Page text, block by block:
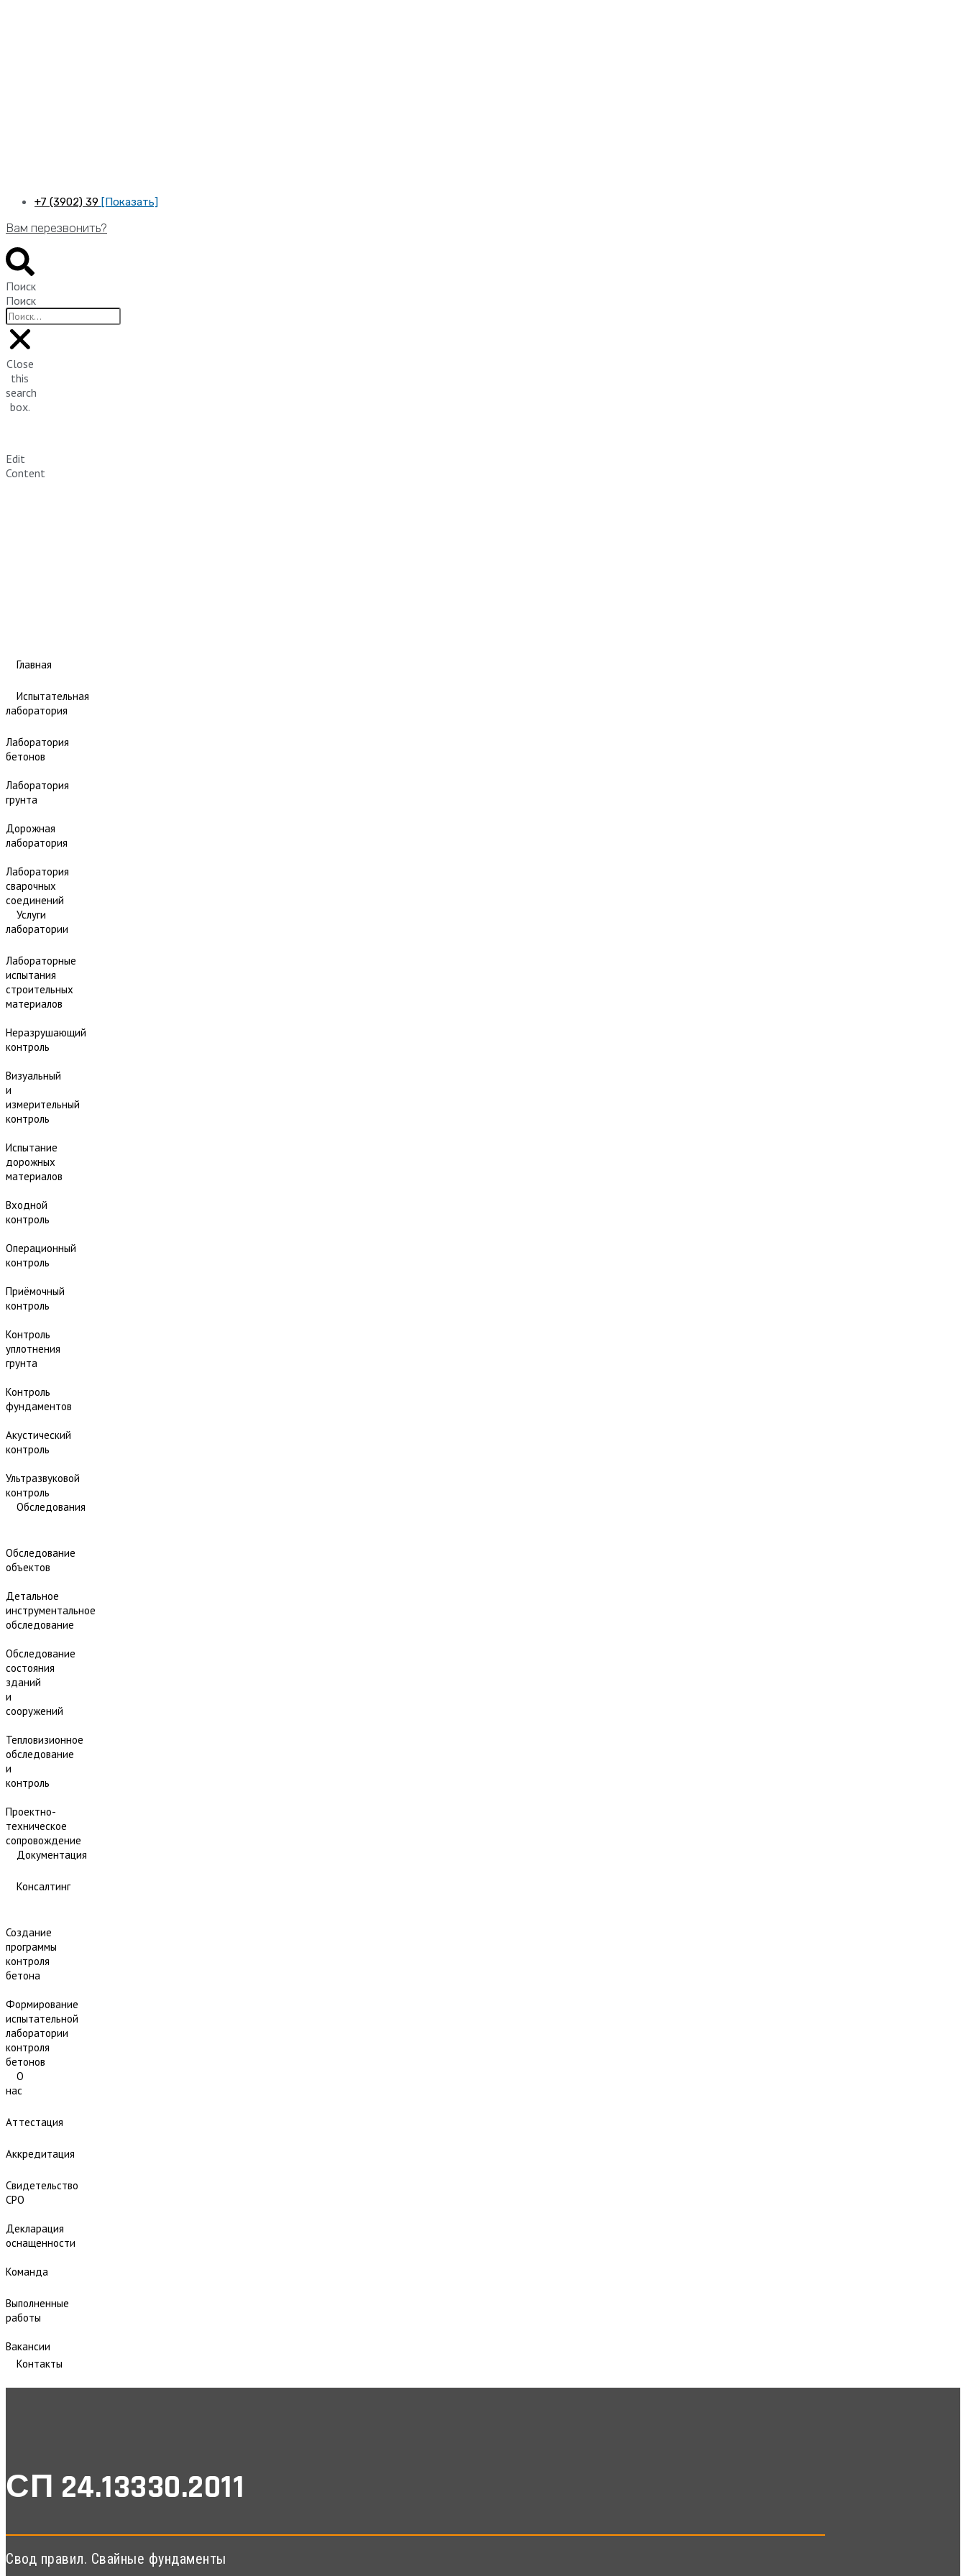
+7 (3902) 39 [Показать]
Вам перезвонить?
Поиск
Поиск
Close
this
search
box.
Edit
Content
Главная
Испытательная
лаборатория
Лаборатория
бетонов
Лаборатория
грунта
Дорожная
лаборатория
Лаборатория
сварочных
соединений
Услуги
лаборатории
Лабораторные
испытания
строительных
материалов
Неразрушающий
контроль
Визуальный
и
измерительный
контроль
Испытание
дорожных
материалов
Входной
контроль
Операционный
контроль
Приёмочный
контроль
Контроль
уплотнения
грунта
Контроль
фундаментов
Акустический
контроль
Ультразвуковой
контроль
Обследования
Обследование
объектов
Детальное
инструментальное
обследование
Обследование
состояния
зданий
и
сооружений
Тепловизионное
обследование
и
контроль
Проектно-
техническое
сопровождение
Документация
Консалтинг
Создание
программы
контроля
бетона
Формирование
испытательной
лаборатории
контроля
бетонов
О
нас
Аттестация
Аккредитация
Свидетельство
СРО
Декларация
оснащенности
Команда
Выполненные
работы
Вакансии
Контакты
СП 24.13330.2011
Свод правил. Свайные фундаменты